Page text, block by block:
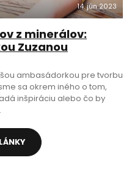
14. jún 2023
z minerálov:
Zuzanou
ambasádorkou pre tvorbu
sa okrem iného o tom,
inšpiráciu alebo čo by